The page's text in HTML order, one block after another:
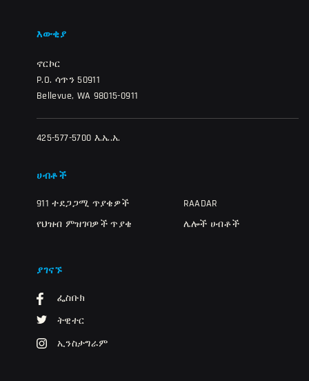
እውቂያ
ኖርኮር
P.O. ሳጥን 50911
Bellevue, WA 98015-0911
425-577-5700 እ.ኤ.አ.
ሀብቶች
911 ተደጋጋሚ ጥያቄዎች
የህዝብ ምዝገባዎች ጥያቄ
RAADAR
ሌሎች ሀብቶች
ያገናኙ
ፌስቡክ
ትዊተር
ኢንስታግራም